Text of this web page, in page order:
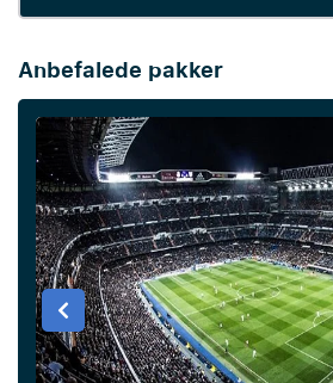
Anbefalede pakker